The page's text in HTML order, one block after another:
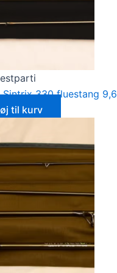
Sintrix 330 fluestang
til kurv